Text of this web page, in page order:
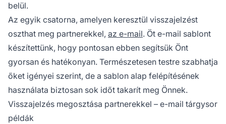
belül.
Az egyik csatorna, amelyen keresztül visszajelzést
oszthat meg partnerekkel, az e-mail. Öt e-mail sablont
készítettünk, hogy pontosan ebben segítsük Önt
gyorsan és hatékonyan. Természetesen testre szabhatja
őket igényei szerint, de a sablon alap felépítésének
használata biztosan sok időt takarít meg Önnek.
Visszajelzés megosztása partnerekkel – e-mail tárgysor
példák